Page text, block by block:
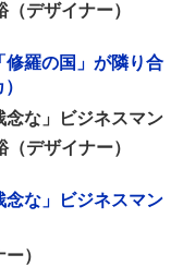
デザイナー）
修羅の国」が隣り合
念な」ビジネスマン
デザイナー）
念な」ビジネスマン
）